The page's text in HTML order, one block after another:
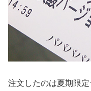
注文したのは夏期限定